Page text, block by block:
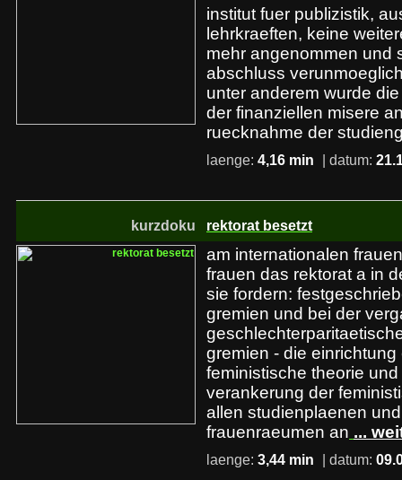
institut fuer publizistik,
lehrkraeften, keine
mehr angenommen und
abschluss
unter anderem wurde
der finanziellen misere
ruecknahme der
laenge: 4,16 min | datum:
kurzdoku rektorat besetzt
am internationalen
frauen das rektorat a in
sie fordern:
gremien und bei der
gremien - die
feministische theorie
verankerung der
allen studienplaenen
frauenraeumen an ...
laenge: 3,44 min | datum: